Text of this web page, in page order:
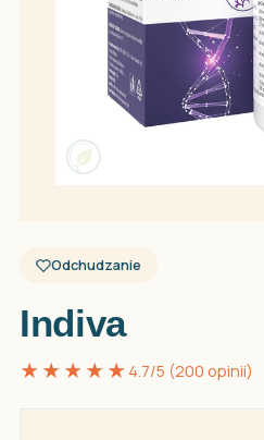
Odchudzanie
Indiva
★★★★★ 4.7/5 (200 opinii)